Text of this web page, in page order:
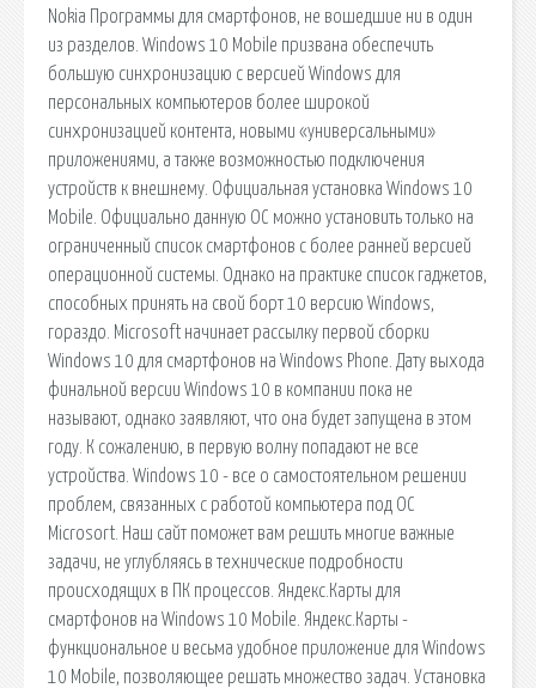
Nokia Программы для смартфонов, не вошедшие ни в один
из разделов. Windows 10 Mobile призвана обеспечить
большую синхронизацию с версией Windows для
персональных компьютеров более широкой
синхронизацией контента, новыми «универсальными»
приложениями, а также возможностью подключения
устройств к внешнему. Официальная установка Windows 10
Mobile. Официально данную ОС можно установить только на
ограниченный список смартфонов с более ранней версией
операционной системы. Однако на практике список гаджетов,
способных принять на свой борт 10 версию Windows,
гораздо. Microsoft начинает рассылку первой сборки
Windows 10 для смартфонов на Windows Phone. Дату выхода
финальной версии Windows 10 в компании пока не
называют, однако заявляют, что она будет запущена в этом
году. К сожалению, в первую волну попадают не все
устройства. Windows 10 - все о самостоятельном решении
проблем, связанных с работой компьютера под OC
Microsort. Наш сайт поможет вам решить многие важные
задачи, не углубляясь в технические подробности
происходящих в ПК процессов. Яндекс.Карты для
смартфонов на Windows 10 Mobile. Яндекс.Карты -
функциональное и весьма удобное приложение для Windows
10 Mobile, позволяющее решать множество задач. Установка